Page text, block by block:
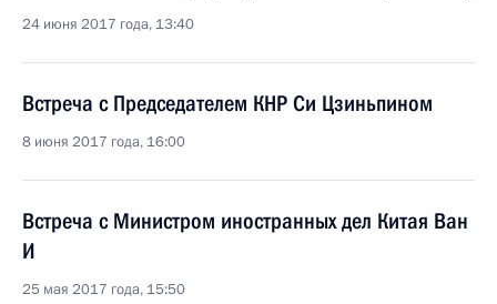
24 июня 2017 года, 13:40
Встреча с Председателем КНР Си Цзиньпином
8 июня 2017 года, 16:00
Встреча с Министром иностранных дел Китая Ван
И
25 мая 2017 года, 15:50